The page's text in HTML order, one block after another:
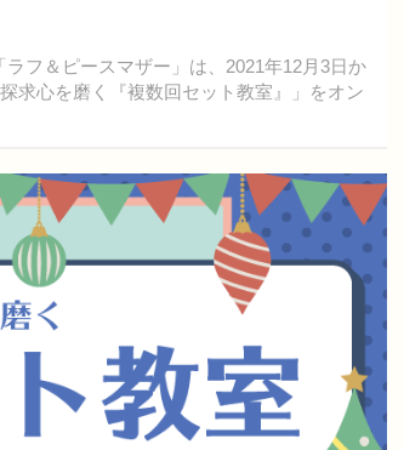
フ＆ピースマザー」は、2021年12月3日か
求心を磨く『複数回セット教室』」をオン